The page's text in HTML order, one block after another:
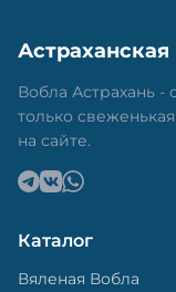
Астраханская
Вобла Астрахань -
только
на сайте.
Каталог
Вяленая Вобла